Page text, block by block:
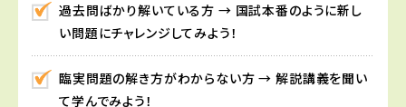
過去問ばかり解いている方 → 国試本番のように新し
い問題にチャレンジしてみよう！
臨実問題の解き方がわからない方 → 解説講義を聞い
て学んでみよう！